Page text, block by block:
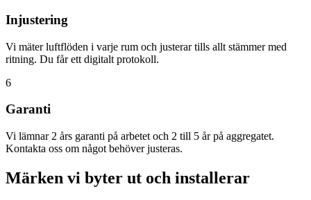
Injustering
Vi mäter luftflöden i varje rum och justerar tills allt stämmer med
ritning. Du får ett digitalt protokoll.
6
Garanti
Vi lämnar 2 års garanti på arbetet och 2 till 5 år på aggregatet.
Kontakta oss om något behöver justeras.
Märken vi byter ut och installerar